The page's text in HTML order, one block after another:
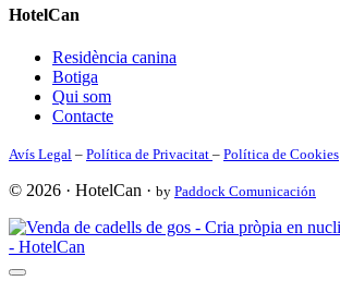
HotelCan
Residència canina
Botiga
Qui som
Contacte
Avís Legal – Política de Privacitat – Política de Cookies
© 2026 · HotelCan · by Paddock Comunicación